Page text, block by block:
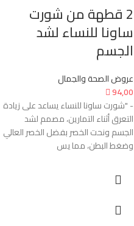
2 قطهة من شورت
ساونا للنساء لشد
الجسم
عروض الصحة والجمال
94,00
- "شورت ساونا للنساء يساعد على زيادة
التعرق أثناء التمارين، مصمم لشد
الجسم ونحت الخصر بفضل الخصر العالي
وضغط البطن، مما يس